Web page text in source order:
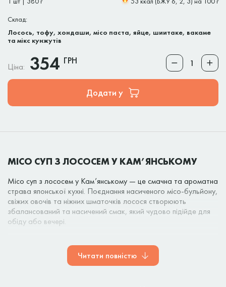
Склад:
Лосось, тофу, хондаши, місо паста, яйце, шиитаке, вакаме
та мікс кунжутів
Ціна: 354 ГРН
Додати у
МІСО СУП З ЛОСОСЕМ У КАМ’ЯНСЬКОМУ
Місо суп з лососем у Кам’янському — це смачна та ароматна
страва японської кухні. Поєднання насиченого місо-бульйону,
свіжих овочів та ніжних шматочків лосося створюють
збалансований та насичений смак, який чудово підійде для
обіду або вечері.
свіжість і смакові якості кожного інгредієнта. Замовляйте місо
суп з лососем з доставкою по Кам’янському або обирайте
самовивіз — завжди зручно, швидко і смачно від
Читати повністю